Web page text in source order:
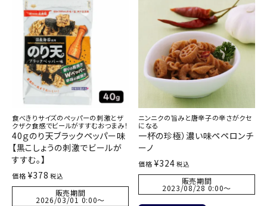
食べきりサイズのペッパーの刺激とザ
クザク食感でビールがすすむおつまみ！
40ｇのり天ブラックペッパー味
【黒こしょうの刺激でビールが
すすむ。】
価格 ¥378 税込
販売期間
2026/03/01 0:00〜
ニンニクの旨みと唐辛子の辛さがクセ
になる
一杯の珍極）濃い味ペペロンチ
ーノ
価格 ¥324 税込
販売期間
2023/08/28 0:00〜